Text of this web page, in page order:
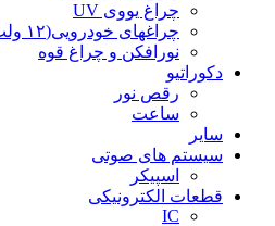
چراغ یووی UV
چراغهای خودرویی(۱۲ ولت DC)
نورافکن و چراغ قوه
دکوراتیو
رقص نور
ساعت
سایر
سیستم های صوتی
اسپیکر
قطعات الکترونیکی
IC